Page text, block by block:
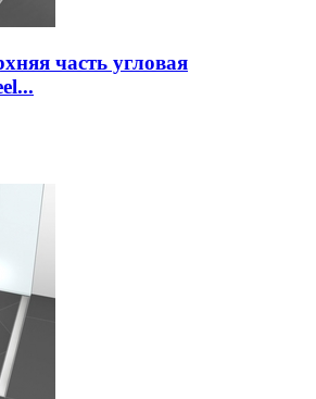
часть угловая